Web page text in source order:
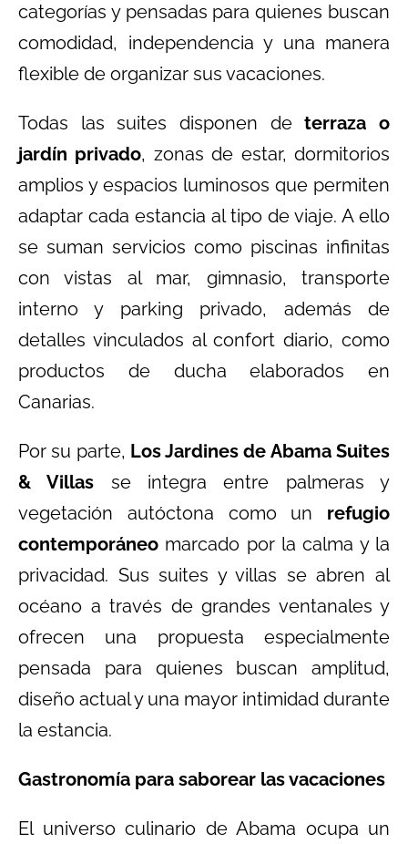
categorías y pensadas para quienes buscan
comodidad, independencia y una manera
flexible de organizar sus vacaciones.
Todas las suites disponen deterraza o
jardín privado, zonas de estar, dormitorios
amplios y espacios luminosos que permiten
adaptar cada estancia al tipo de viaje. A ello
se suman servicios como piscinas infinitas
con vistas al mar, gimnasio, transporte
interno y parking privado, además de
detalles vinculados al confort diario, como
productos de ducha elaborados en
Canarias.
Por su parte, Los Jardines de Abama Suites
& Villas se integra entre palmeras y
vegetación autóctona como un refugio
contemporáneo marcado por la calma y la
privacidad. Sus suites y villas se abren al
océano a través de grandes ventanales y
ofrecen una propuesta especialmente
pensada para quienes buscan amplitud,
diseño actual y una mayor intimidad durante
la estancia.
Gastronomía para saborear las vacaciones
El universo culinario de Abama ocupa un